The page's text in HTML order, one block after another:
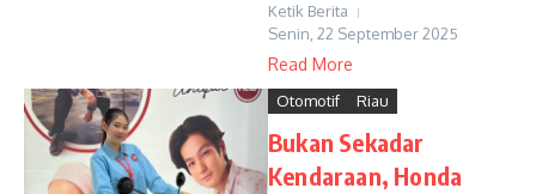
Ketik Berita
Senin, 22 September 2025
Read More
Otomotif Riau
Bukan Sekadar
Kendaraan, Honda